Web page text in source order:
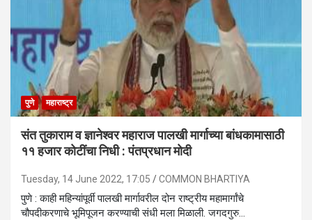
पुणे महाराष्ट्र
संत तुकाराम व ज्ञानेश्वर महाराज पालखी मार्गाच्या बांधकामासाठी
११ हजार कोटींचा निधी : पंतप्रधान मोदी
Tuesday, 14 June 2022, 17:05 COMMON BHARTIYA
पुणे : काही महिन्यांपूर्वी पालखी मार्गावरील दोन राष्ट्रीय महामार्गांचे
चौपदीकरणाचे भूमिपूजन करण्याची संधी मला मिळाली. जगदगुरु…